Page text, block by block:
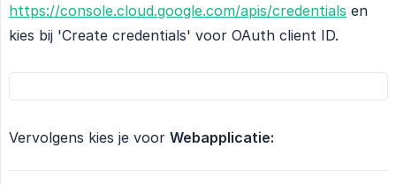
https://console.cloud.google.com/apis/credentials en
kies bij 'Create credentials' voor OAuth client ID.
Vervolgens kies je voor Webapplicatie: